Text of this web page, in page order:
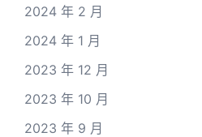
2024 年 2 月
2024 年 1 月
2023 年 12 月
2023 年 10 月
2023 年 9 月